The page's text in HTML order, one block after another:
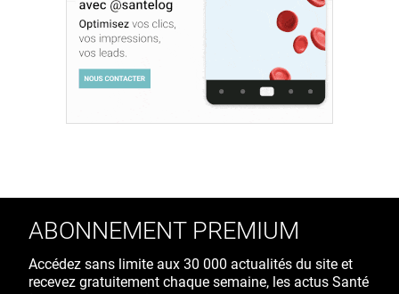
ABONNEMENT PREMIUM
Accédez sans limite aux 30 000 actualités du site et
recevez gratuitement chaque semaine, les actus Santé